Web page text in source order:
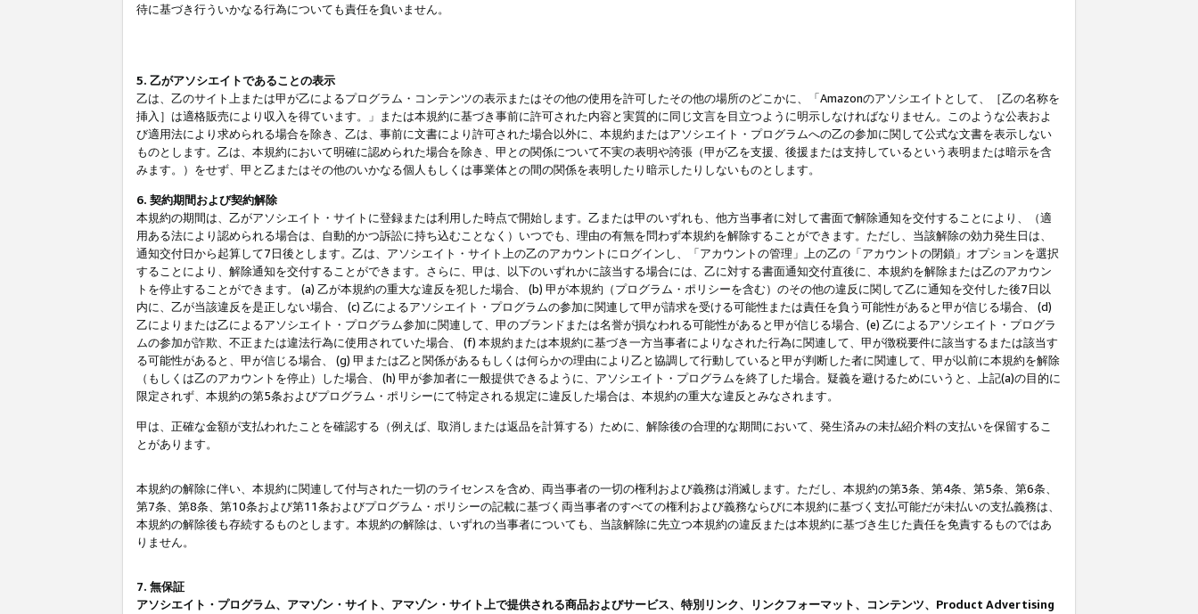
待に基づき行ういかなる行為についても責任を負いません。
5. 乙がアソシエイトであることの表示
乙は、乙のサイト上または甲が乙によるプログラム・コンテンツの表示またはその他の使用を許可したその他の場所のどこかに、「Amazonのアソシエイトとして、［乙の名称を
挿入］は適格販売により収入を得ています。」または本規約に基づき事前に許可された内容と実質的に同じ文言を目立つように明示しなければなりません。このような公表およ
び適用法により求められる場合を除き、乙は、事前に文書により許可された場合以外に、本規約またはアソシエイト・プログラムへの乙の参加に関して公式な文書を表示しない
ものとします。乙は、本規約において明確に認められた場合を除き、甲との関係について不実の表明や誇張（甲が乙を支援、後援または支持しているという表明または暗示を含
みます。）をせず、甲と乙またはその他のいかなる個人もしくは事業体との間の関係を表明したり暗示したりしないものとします。
6. 契約期間および契約解除
本規約の期間は、乙がアソシエイト・サイトに登録または利用した時点で開始します。乙または甲のいずれも、他方当事者に対して書面で解除通知を交付することにより、（適
用ある法により認められる場合は、自動的かつ訴訟に持ち込むことなく）いつでも、理由の有無を問わず本規約を解除することができます。ただし、当該解除の効力発生日は、
通知交付日から起算して7日後とします。乙は、アソシエイト・サイト上の乙のアカウントにログインし、「アカウントの管理」上の乙の「アカウントの閉鎖」オプションを選択
することにより、解除通知を交付することができます。さらに、甲は、以下のいずれかに該当する場合には、乙に対する書面通知交付直後に、本規約を解除または乙のアカウン
トを停止することができます。 (a) 乙が本規約の重大な違反を犯した場合、 (b) 甲が本規約（プログラム・ポリシーを含む）のその他の違反に関して乙に通知を交付した後7日以
内に、乙が当該違反を是正しない場合、 (c) 乙によるアソシエイト・プログラムの参加に関連して甲が請求を受ける可能性または責任を負う可能性があると甲が信じる場合、 (d)
乙によりまたは乙によるアソシエイト・プログラム参加に関連して、甲のブランドまたは名誉が損なわれる可能性があると甲が信じる場合、(e) 乙によるアソシエイト・プログラ
ムの参加が詐欺、不正または違法行為に使用されていた場合、 (f) 本規約または本規約に基づき一方当事者によりなされた行為に関連して、甲が徴税要件に該当するまたは該当す
る可能性があると、甲が信じる場合、 (g) 甲または乙と関係があるもしくは何らかの理由により乙と協調して行動していると甲が判断した者に関連して、甲が以前に本規約を解除
（もしくは乙のアカウントを停止）した場合、 (h) 甲が参加者に一般提供できるように、アソシエイト・プログラムを終了した場合。疑義を避けるためにいうと、上記(a)の目的に
限定されず、本規約の第5条およびプログラム・ポリシーにて特定される規定に違反した場合は、本規約の重大な違反とみなされます。
甲は、正確な金額が支払われたことを確認する（例えば、取消しまたは返品を計算する）ために、解除後の合理的な期間において、発生済みの未払紹介料の支払いを保留するこ
とがあります。
本規約の解除に伴い、本規約に関連して付与された一切のライセンスを含め、両当事者の一切の権利および義務は消滅します。ただし、本規約の第3条、第4条、第5条、第6条、
第7条、第8条、第10条および第11条およびプログラム・ポリシーの記載に基づく両当事者のすべての権利および義務ならびに本規約に基づく支払可能だが未払いの支払義務は、
本規約の解除後も存続するものとします。本規約の解除は、いずれの当事者についても、当該解除に先立つ本規約の違反または本規約に基づき生じた責任を免責するものではあ
りません。
7. 無保証
アソシエイト・プログラム、アマゾン・サイト、アマゾン・サイト上で提供される商品およびサービス、特別リンク、リンクフォーマット、コンテンツ、Product Advertising